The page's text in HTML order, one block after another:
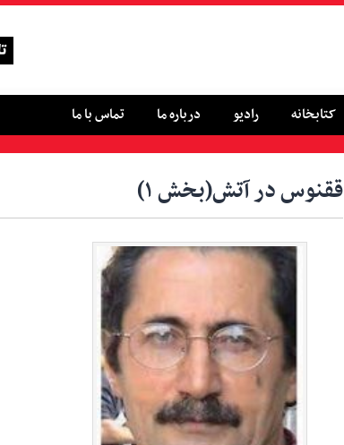
کتابخانه رادیو درباره ما تماس با ما
ققنوس در آتش(بخش ۱)